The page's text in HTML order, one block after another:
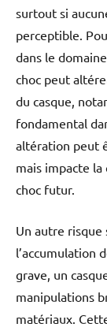
surtout si
perceptible.
dans le
choc peut
du casque,
fondamental
altération peut
mais impacte la
choc futur.
Un autre risque
l’accumulation
grave, un
manipulations
matériaux.